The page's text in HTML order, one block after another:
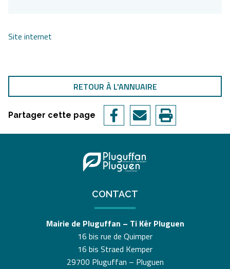
Site internet
RETOUR À L'ANNUAIRE
Partager cette page
CONTACT
Mairie de Pluguffan – Ti Kêr Pluguen
16 bis rue de Quimper
16 bis Straed Kemper
29700 Pluguffan – Pluguen